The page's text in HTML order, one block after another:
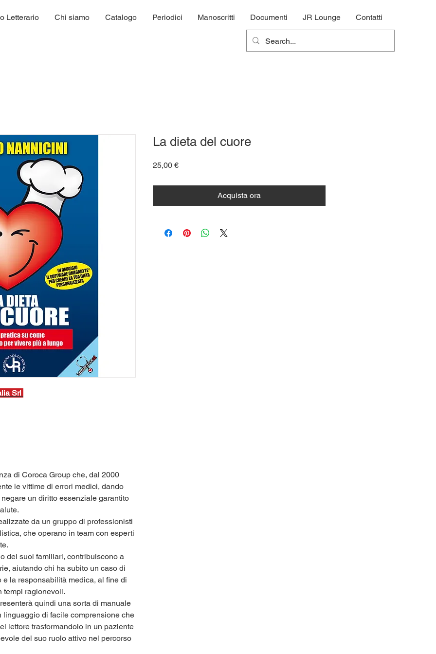
Letterario Chi siamo Catalogo Periodici Manoscritti Documenti JR Lounge Contatti
Srl
di Coroca Group che, dal 2000
le vittime di errori medici, dando
un diritto essenziale garantito
da un gruppo di professionisti
che operano in team con esperti
dei suoi familiari, contribuiscono a
aiutando chi ha subito un caso di
e la responsabilità medica, al fine di
tempi ragionevoli.
quindi una sorta di manuale
linguaggio di facile comprensione che
lettore trasformandolo in un paziente
del suo ruolo attivo nel percorso
La dieta del cuore
25,00 €Prezzo
Acquista ora